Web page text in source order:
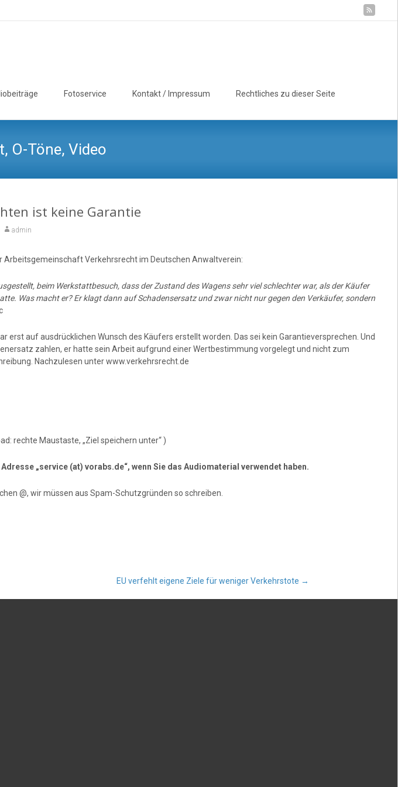
Fotoservice Kontakt / Impressum Rechtliches zu dieser Seite
O-Töne, Video
ist keine Garantie
admin
Arbeitsgemeinschaft Verkehrsrecht im Deutschen Anwaltverein:
beim Werkstattbesuch, dass der Zustand des Wagens sehr viel schlechter war, als der Käufer
Was macht er? Er klagt dann auf Schadensersatz und zwar nicht nur gegen den Verkäufer, sondern
erst auf ausdrücklichen Wunsch des Käufers erstellt worden. Das sei kein Garantieversprechen. Und
zahlen, er hatte sein Arbeit aufgrund einer Wertbestimmung vorgelegt und nicht zum
Nachzulesen unter www.verkehrsrecht.de
rechte Maustaste, „Ziel speichern unter“ )
„service (at) vorabs.de“, wenn Sie das Audiomaterial verwendet haben.
@, wir müssen aus Spam-Schutzgründen so schreiben.
EU verfehlt eigene Ziele für weniger Verkehrstote →